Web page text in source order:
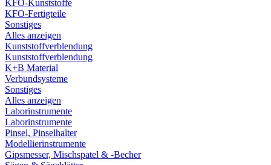
KFO-Kunststoffe
KFO-Fertigteile
Sonstiges
Alles anzeigen
Kunststoffverblendung
Kunststoffverblendung
K+B Material
Verbundsysteme
Sonstiges
Alles anzeigen
Laborinstrumente
Laborinstrumente
Pinsel, Pinselhalter
Modellierinstrumente
Gipsmesser, Mischspatel & -Becher